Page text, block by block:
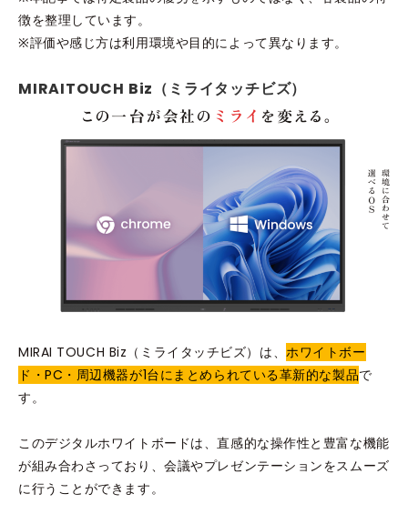
徴を整理しています。
※評価や感じ方は利用環境や目的によって異なります。
MIRAITOUCH Biz（ミライタッチビズ）
MIRAI TOUCH Biz（ミライタッチビズ）は、ホワイトボー
ド・PC・周辺機器が1台にまとめられている革新的な製品で
す。
このデジタルホワイトボードは、直感的な操作性と豊富な機能
が組み合わさっており、会議やプレゼンテーションをスムーズ
に行うことができます。